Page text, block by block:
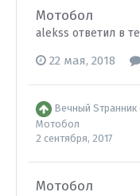
Мотобол
alekss ответил в
22 мая, 2018
Вечный Sтранник
Мотобол
2 сентября, 2017
Мотобол